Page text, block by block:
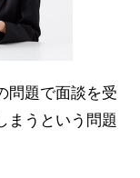
問題で面談を受
まうという問題